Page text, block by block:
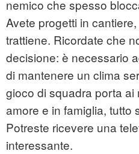
nemico che spesso
Avete progetti in
trattiene. Ricordate che
decisione: è necessario
di mantenere un clima
gioco di squadra porta ai
amore e in famiglia, tutto
Potreste ricevere una
interessante.